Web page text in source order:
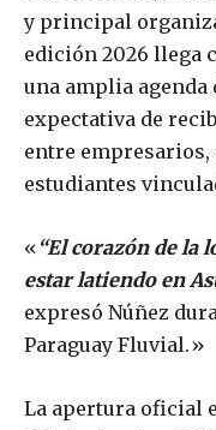
y principal
edición 2026 llega
una amplia agenda
expectativa de
entre
estudiantes
« “El corazón de la
estar latiendo en
expresó Núñez
Paraguay Fluvial.»
La apertura oficial